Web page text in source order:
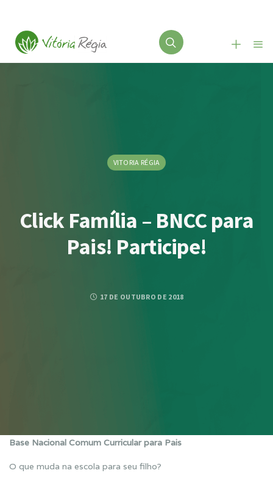
VITORIA RÉGIA
Click Família – BNCC para
Pais! Participe!
17 DE OUTUBRO DE 2018
Base Nacional Comum Curricular para Pais
O que muda na escola para seu filho?